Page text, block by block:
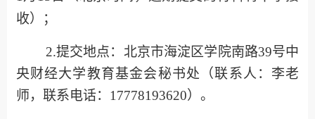
收）；
2.提交地点： 北京市海淀区学院南路39号中
央财经大学教育基金会秘书处
（联系人： 李老
师，联系电话： 17778193620）。